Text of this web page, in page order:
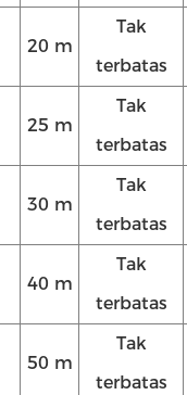
20 m
Tak
terbatas
25 m
Tak
terbatas
30 m
Tak
terbatas
40 m
Tak
terbatas
50 m
Tak
terbatas